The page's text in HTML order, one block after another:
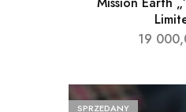
19
SPRZEDANY